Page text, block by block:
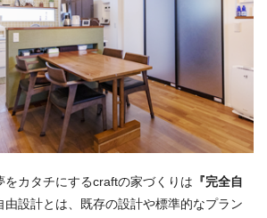
をカタチにするcraftの家づくりは 『完全自
由設計とは、既存の設計や標準的なプラン